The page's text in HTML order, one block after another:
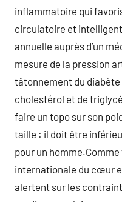
inflammatoire qui
circulatoire et
annuelle auprès d’un
mesure de la pression
tâtonnement du diabète
cholestérol et de
faire un topo sur son
taille : il doit être
pour un
internationale du cœur
alertent sur les